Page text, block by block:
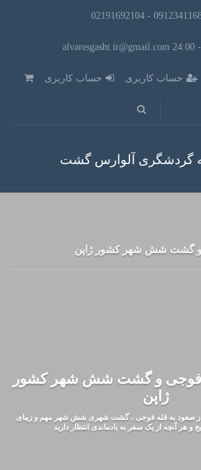
09123411689 -
حساب کاربری حساب کاربری
و گشت شش شهر کشور ژاپن
فوجی و گشت شش شهر کشور
ژاپن
از صعود به قله فوجی ، گشت شهری شش شهر مهم و زیبای
و هر آنچه از یک سفر به یادماندی انتظار دارید